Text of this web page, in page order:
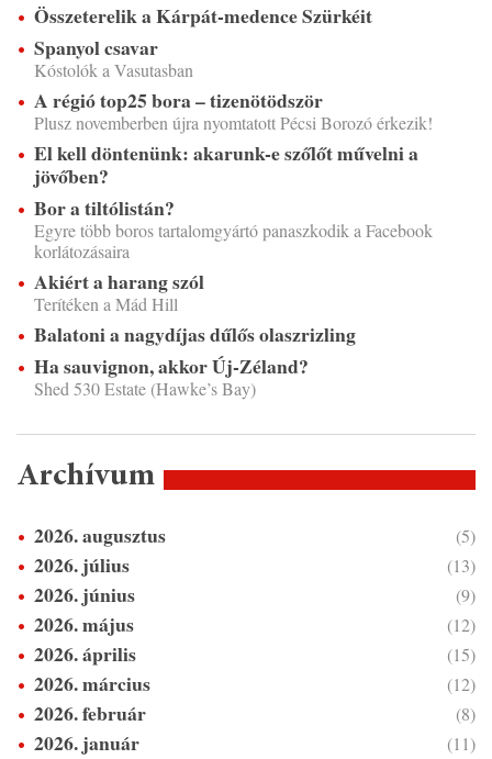
Összeterelik a Kárpát-medence Szürkéit
Spanyol csavar
Kóstolók a Vasutasban
A régió top25 bora – tizenötödször
Plusz novemberben újra nyomtatott Pécsi Borozó érkezik!
El kell döntenünk: akarunk-e szőlőt művelni a
jövőben?
Bor a tiltólistán?
Egyre több boros tartalomgyártó panaszkodik a Facebook
korlátozásaira
Akiért a harang szól
Terítéken a Mád Hill
Balatoni a nagydíjas dűlős olaszrizling
Ha sauvignon, akkor Új-Zéland?
Shed 530 Estate (Hawke’s Bay)
Archívum
2026. augusztus (5)
2026. július (13)
2026. június (9)
2026. május (12)
2026. április (15)
2026. március (12)
2026. február (8)
2026. január (11)